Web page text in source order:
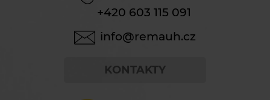
+420 603 115 091
info@remauh.cz
KONTAKTY